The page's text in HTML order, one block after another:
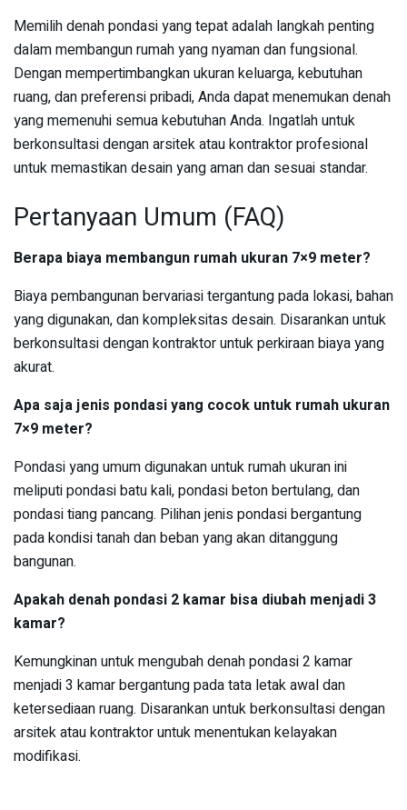
Memilih denah pondasi yang tepat adalah langkah penting
dalam membangun rumah yang nyaman dan fungsional.
Dengan mempertimbangkan ukuran keluarga, kebutuhan
ruang, dan preferensi pribadi, Anda dapat menemukan denah
yang memenuhi semua kebutuhan Anda. Ingatlah untuk
berkonsultasi dengan arsitek atau kontraktor profesional
untuk memastikan desain yang aman dan sesuai standar.
Pertanyaan Umum (FAQ)
Berapa biaya membangun rumah ukuran 7×9 meter?
Biaya pembangunan bervariasi tergantung pada lokasi, bahan
yang digunakan, dan kompleksitas desain. Disarankan untuk
berkonsultasi dengan kontraktor untuk perkiraan biaya yang
akurat.
Apa saja jenis pondasi yang cocok untuk rumah ukuran
7×9 meter?
Pondasi yang umum digunakan untuk rumah ukuran ini
meliputi pondasi batu kali, pondasi beton bertulang, dan
pondasi tiang pancang. Pilihan jenis pondasi bergantung
pada kondisi tanah dan beban yang akan ditanggung
bangunan.
Apakah denah pondasi 2 kamar bisa diubah menjadi 3
kamar?
Kemungkinan untuk mengubah denah pondasi 2 kamar
menjadi 3 kamar bergantung pada tata letak awal dan
ketersediaan ruang. Disarankan untuk berkonsultasi dengan
arsitek atau kontraktor untuk menentukan kelayakan
modifikasi.